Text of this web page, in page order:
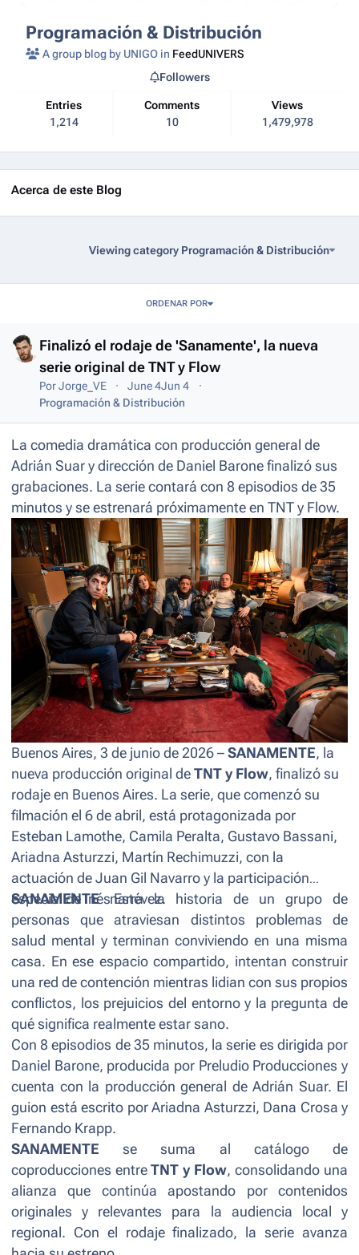
Programación & Distribución
A group blog by UNIGO in FeedUNIVERS
Entries
1,214
Comments
10
Views
1,479,978
Followers
Acerca de este Blog
Viewing category Programación & Distribución
ORDENAR POR
Finalizó el rodaje de 'Sanamente', la nueva
serie original de TNT y Flow
PorJorge_VE June 4Jun 4
Programación & Distribución
La comedia dramática con producción general de
Adrián Suar y dirección de Daniel Barone finalizó sus
grabaciones. La serie contará con 8 episodios de 35
minutos y se estrenará próximamente en TNT y Flow.
Buenos Aires, 3 de junio de 2026 – SANAMENTE, la
nueva producción original de TNT y Flow, finalizó su
rodaje en Buenos Aires. La serie, que comenzó su
filmación el 6 de abril, está protagonizada por
Esteban Lamothe, Camila Peralta, Gustavo Bassani,
Ariadna Asturzzi, Martín Rechimuzzi, con la
actuación de Juan Gil Navarro y la participación
especial de Inés Estévez.
SANAMENTEnarra la historia de un grupo de
personas que atraviesan distintos problemas de
salud mental y terminan conviviendo en una misma
casa. En ese espacio compartido, intentan construir
una red de contención mientras lidian con sus propios
conflictos, los prejuicios del entorno y la pregunta de
qué significa realmente estar sano.
Con 8 episodios de 35 minutos, la serie es dirigida por
Daniel Barone, producida por Preludio Producciones y
cuenta con la producción general de Adrián Suar. El
guion está escrito por Ariadna Asturzzi, Dana Crosa y
Fernando Krapp.
SANAMENTE se suma al catálogo de
coproducciones entre TNT y Flow, consolidando una
alianza que continúa apostando por contenidos
originales y relevantes para la audiencia local y
regional. Con el rodaje finalizado, la serie avanza